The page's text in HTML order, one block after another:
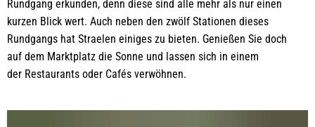
Rundgang erkunden, denn diese sind alle mehr als nur einen
kurzen Blick wert. Auch neben den zwölf Stationen dieses
Rundgangs hat Straelen einiges zu bieten. Genießen Sie doch
auf dem Marktplatz die Sonne und lassen sich in einem
der Restaurants oder Cafés verwöhnen.